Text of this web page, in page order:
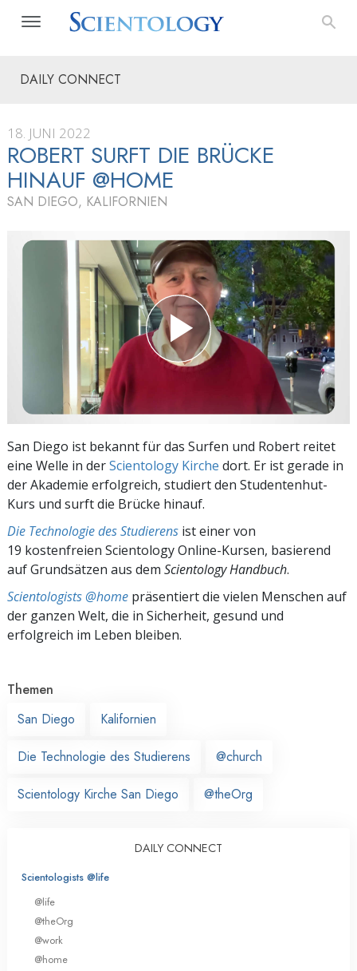
DAILY CONNECT
18. JUNI 2022
ROBERT SURFT DIE BRÜCKE
HINAUF @HOME
SAN DIEGO, KALIFORNIEN
San Diego ist bekannt für das Surfen und Robert reitet
eine Welle in derScientology Kirche dort. Er ist gerade in
der Akademie erfolgreich, studiert den Studentenhut-
Kurs und surft die Brücke hinauf.
Die Technologie des Studierens ist einer von
19 kostenfreien Scientology Online-Kursen, basierend
auf Grundsätzen aus dem Scientology Handbuch.
Scientologists @home präsentiert die vielen Menschen auf
der ganzen Welt, die in Sicherheit, gesund und
erfolgreich im Leben bleiben.
Themen
San Diego
Kalifornien
Die Technologie des Studierens @church
Scientology Kirche San Diego @theOrg
DAILY CONNECT
Scientologists @life
@life
@theOrg
@work
@home